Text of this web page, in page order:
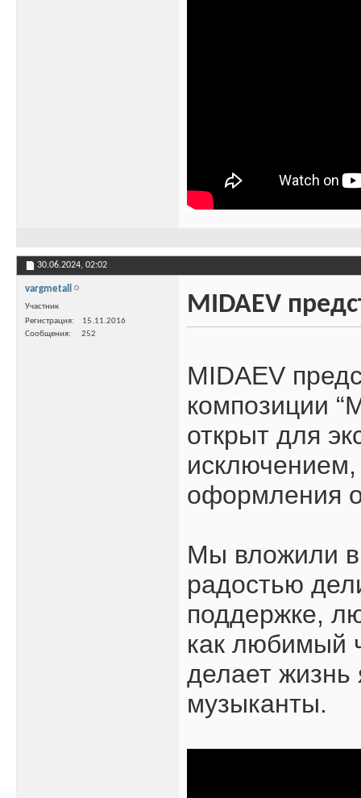
30.06.2024, 02:02
vargmetall
Участник
Регистрация
15.11.2016
Сообщения
252
MIDAEV
MIDAEV
композиции
открыт для
исключением,
оформления
Мы вложили в
радостью
поддержке,
как любимый
делает жизнь
музыканты.